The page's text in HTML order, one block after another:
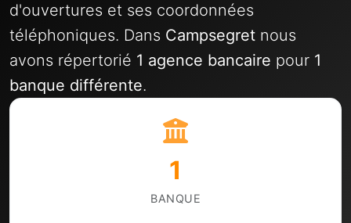
d'ouvertures et ses coordonnées
téléphoniques. Dans Campsegret nous
avons répertorié 1 agence bancaire pour 1
banque différente.
1
BANQUE